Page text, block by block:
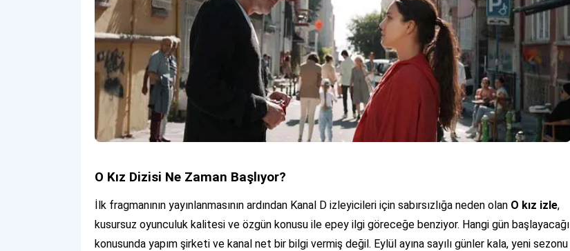
O Kız Dizisi Ne Zaman Başlıyor?
İlk fragmanının yayınlanmasının ardından Kanal D izleyicileri için sabırsızlığa neden olan O kız izle,
kusursuz oyunculuk kalitesi ve özgün konusu ile epey ilgi göreceğe benziyor. Hangi gün başlayacağı
konusunda yapım şirketi ve kanal net bir bilgi vermiş değil. Eylül ayına sayılı günler kala, yeni sezonu